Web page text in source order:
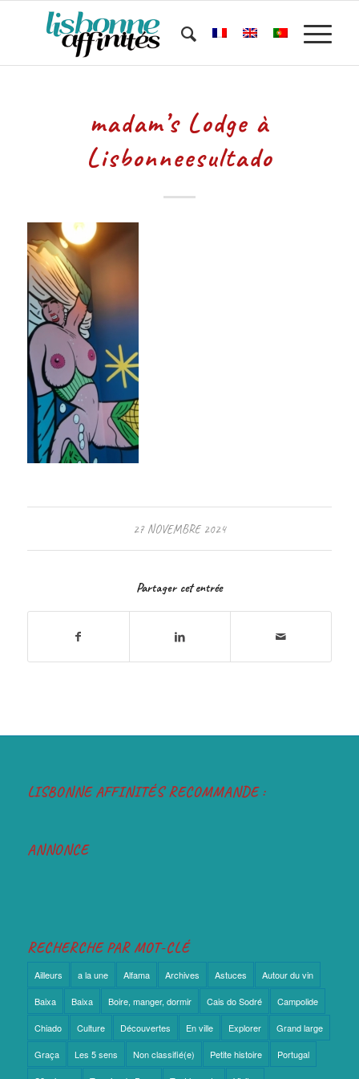
madam’s Lodge à
Lisbonneesultado
27 NOVEMBRE 2024
Partager cet entrée
LISBONNE AFFINITÉS RECOMMANDE :
ANNONCE
RECHERCHE PAR MOT-CLÉ
Ailleurs a la une Alfama Archives Astuces Autour du vin
Baixa Baixa Boire, manger, dormir Cais do Sodré Campolide
Chiado Culture Découvertes En ville Explorer Grand large
Graça Les 5 sens Non classifié(e) Petite histoire Portugal